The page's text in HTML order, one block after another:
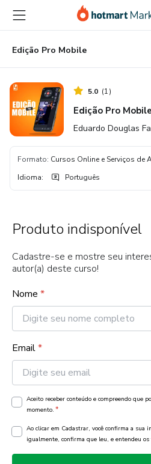
para
conteúdo
principal
para
pagamento
para
rodapé
Edição Pro Mobile
5.0 (1)
Edição Pro Mobile
Eduardo Douglas
Formato: Cursos Online e Serviços de
Idioma: Português
Produto indisponível
Cadastre-se e mostre seu
autor(a) deste curso!
Nome *
Email*
Aceito receber conteúdo e compreendo que
momento. *
Ao clicar em Cadastrar, você confirma a sua
igualmente, confirma que leu, e entendeu os